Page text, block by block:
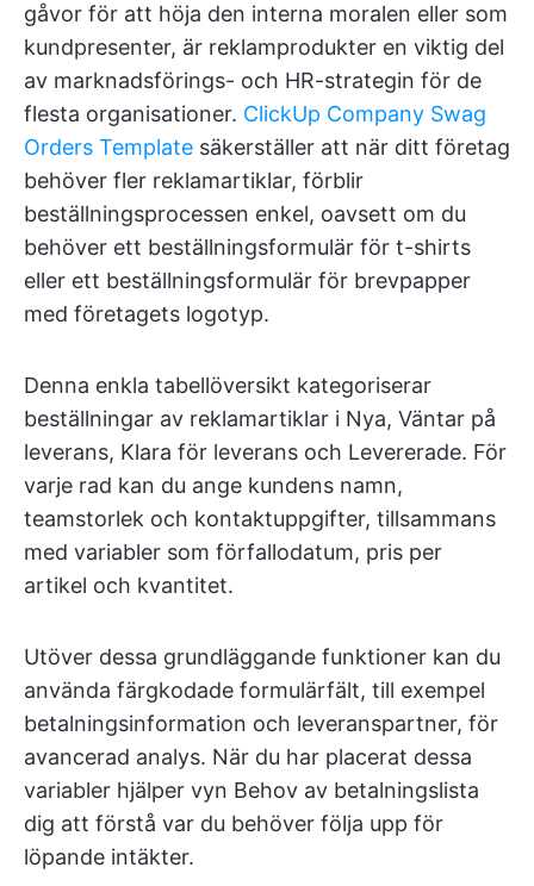
gåvor för att höja den interna moralen eller som
kundpresenter, är reklamprodukter en viktig del
av marknadsförings- och HR-strategin för de
flesta organisationer. ClickUp Company Swag
Orders Template säkerställer att när ditt företag
behöver fler reklamartiklar, förblir
beställningsprocessen enkel, oavsett om du
behöver ett beställningsformulär för t-shirts
eller ett beställningsformulär för brevpapper
med företagets logotyp.
Denna enkla tabellöversikt kategoriserar
beställningar av reklamartiklar i Nya, Väntar på
leverans, Klara för leverans och Levererade. För
varje rad kan du ange kundens namn,
teamstorlek och kontaktuppgifter, tillsammans
med variabler som förfallodatum, pris per
artikel och kvantitet.
Utöver dessa grundläggande funktioner kan du
använda färgkodade formulärfält, till exempel
betalningsinformation och leveranspartner, för
avancerad analys. När du har placerat dessa
variabler hjälper vyn Behov av betalningslista
dig att förstå var du behöver följa upp för
löpande intäkter.